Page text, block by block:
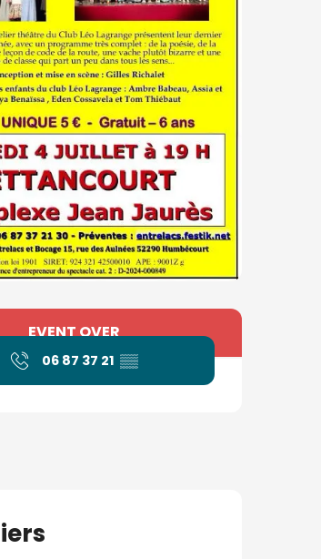
hours &
EVENT OVER
06 87 37 21 ▒▒